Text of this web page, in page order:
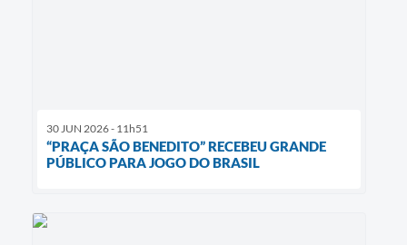
30 JUN 2026 - 11h51
“PRAÇA SÃO BENEDITO” RECEBEU GRANDE
PÚBLICO PARA JOGO DO BRASIL